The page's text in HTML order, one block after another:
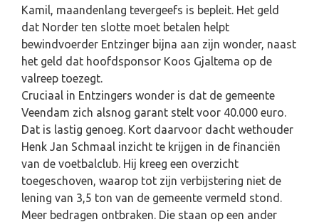
Kamil, maandenlang tevergeefs is bepleit. Het geld
dat Norder ten slotte moet betalen helpt
bewindvoerder Entzinger bijna aan zijn wonder, naast
het geld dat hoofdsponsor Koos Gjaltema op de
valreep toezegt.
Cruciaal in Entzingers wonder is dat de gemeente
Veendam zich alsnog garant stelt voor 40.000 euro.
Dat is lastig genoeg. Kort daarvoor dacht wethouder
Henk Jan Schmaal inzicht te krijgen in de financiën
van de voetbalclub. Hij kreeg een overzicht
toegeschoven, waarop tot zijn verbijstering niet de
lening van 3,5 ton van de gemeente vermeld stond.
Meer bedragen ontbraken. Die staan op een ander